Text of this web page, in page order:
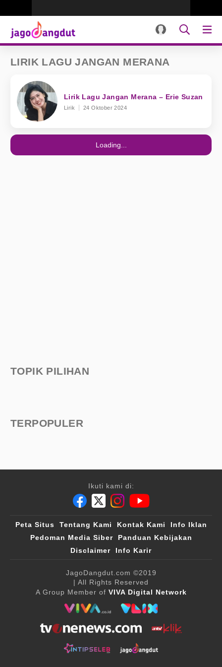
LIRIK LAGU JANGAN MERANA
Lirik Lagu Jangan Merana – Erie Suzan
Lirik 24 Oktober 2024
Loading...
TOPIK PILIHAN
TERPOPULER
Ikuti kami di:
Peta Situs Tentang Kami Kontak Kami
Info Iklan
Pedoman Media Siber
Panduan Kebijakan
Disclaimer
Info Karir
JagoDangdut.com ©2019
| All Rights Reserved
A Group Member of VIVA Digital Network